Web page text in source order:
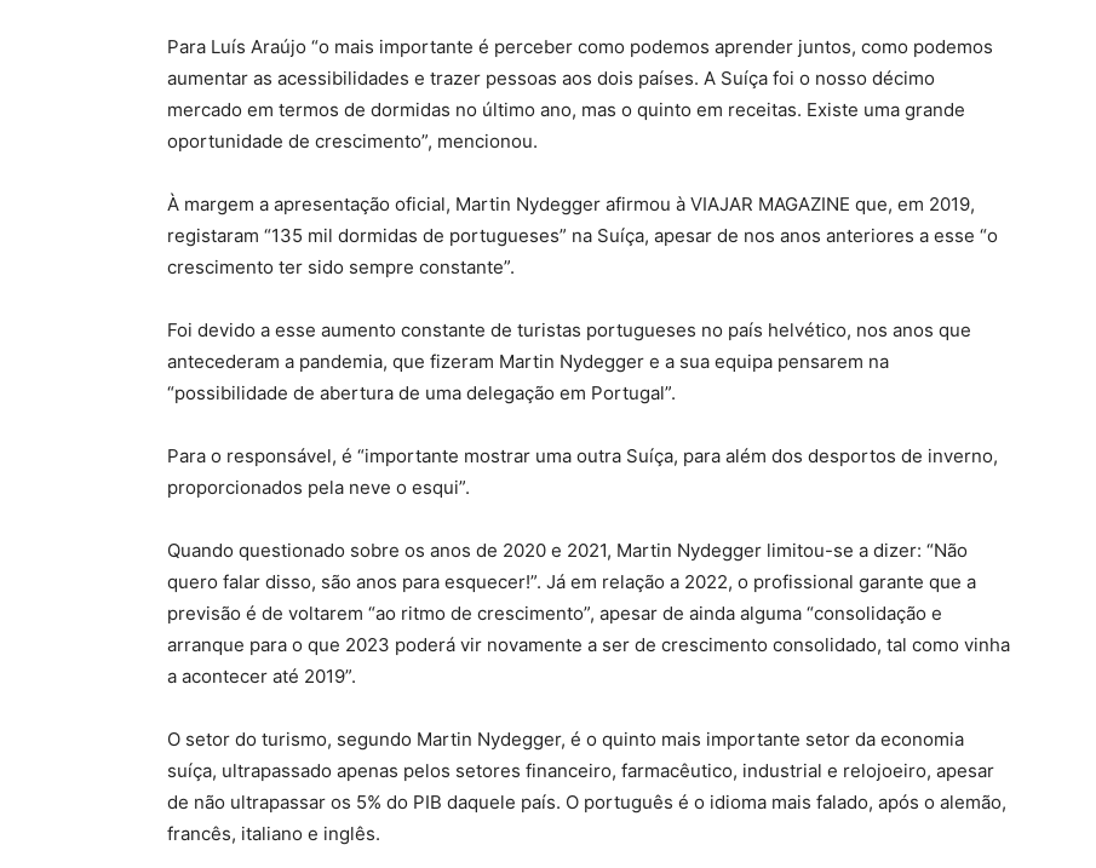
Para Luís Araújo “o mais importante é perceber como podemos aprender juntos, como podemos
aumentar as acessibilidades e trazer pessoas aos dois países. A Suíça foi o nosso décimo
mercado em termos de dormidas no último ano, mas o quinto em receitas. Existe uma grande
oportunidade de crescimento”, mencionou.
À margem a apresentação oficial, Martin Nydegger afirmou à VIAJAR MAGAZINE que, em 2019,
registaram “135 mil dormidas de portugueses” na Suíça, apesar de nos anos anteriores a esse “o
crescimento ter sido sempre constante”.
Foi devido a esse aumento constante de turistas portugueses no país helvético, nos anos que
antecederam a pandemia, que fizeram Martin Nydegger e a sua equipa pensarem na
“possibilidade de abertura de uma delegação em Portugal”.
Para o responsável, é “importante mostrar uma outra Suíça, para além dos desportos de inverno,
proporcionados pela neve o esqui”.
Quando questionado sobre os anos de 2020 e 2021, Martin Nydegger limitou-se a dizer: “Não
quero falar disso, são anos para esquecer!”. Já em relação a 2022, o profissional garante que a
previsão é de voltarem “ao ritmo de crescimento”, apesar de ainda alguma “consolidação e
arranque para o que 2023 poderá vir novamente a ser de crescimento consolidado, tal como vinha
a acontecer até 2019”.
O setor do turismo, segundo Martin Nydegger, é o quinto mais importante setor da economia
suíça, ultrapassado apenas pelos setores financeiro, farmacêutico, industrial e relojoeiro, apesar
de não ultrapassar os 5% do PIB daquele país. O português é o idioma mais falado, após o alemão,
francês, italiano e inglês.